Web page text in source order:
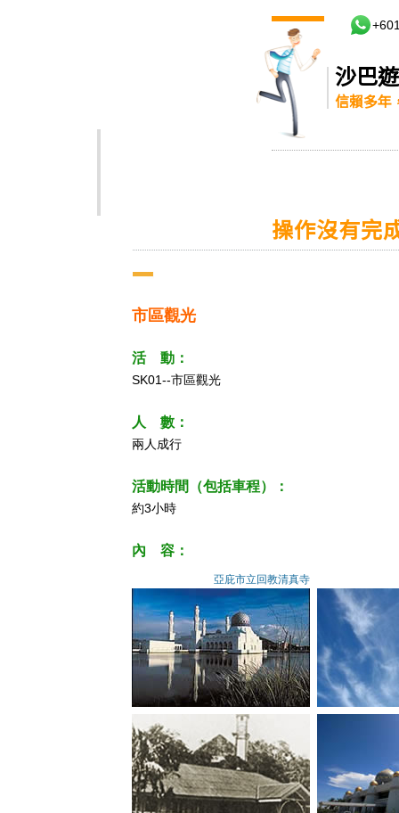
市區觀光
活 動：
SK01--市區觀光
人 數：
兩人成行
活動時間（包括車程）：
約3小時
內 容：
亞庇市立回教清真寺